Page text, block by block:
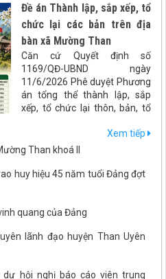
Đề án Thành lập, sắp xếp, tổ
chức lại các bản trên địa
bàn xã Mường Than
Căn cứ Quyết định số
1169/QĐ-UBND ngày
11/6/2026 Phê duyệt Phương
án tổng thể thành lập, sắp
xếp, tổ chức lại thôn, bản, tổ
Châu. UBND xã Mường Than
xây dựng đề án Sáp nhập bản
như sau:
Xem tiếp
Than khoá II
huy hiệu 45 năm tuổi Đảng đợt
quang của Đảng
lãnh đạo huyện Than Uyên
hội nghị báo cáo viên trung